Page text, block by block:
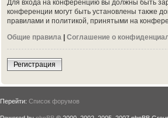
Для входа на конференцию вы должны быть
конференции могут быть установлены также
правилами и политикой, принятыми на
Общие правила |Соглашение о
Регистрация
Перейти: Список форумов